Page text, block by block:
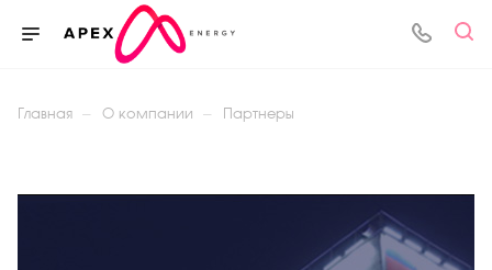
Главная — О компании — Партнеры